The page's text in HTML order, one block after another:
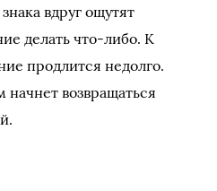
вдруг ощутят
делать что-либо. К
продлится недолго.
возвращаться